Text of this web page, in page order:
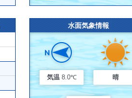
水面気象情報
気温 8.0℃ 晴